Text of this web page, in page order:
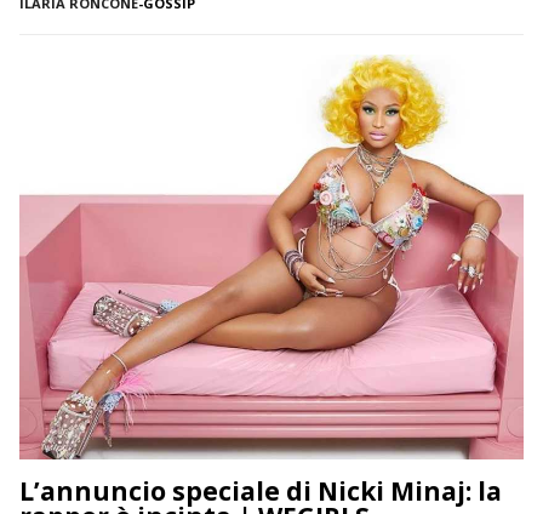
colpevole di fronte alle leggi del suo paese chiudendo le […]
L’annuncio speciale di Nicki Minaj: la